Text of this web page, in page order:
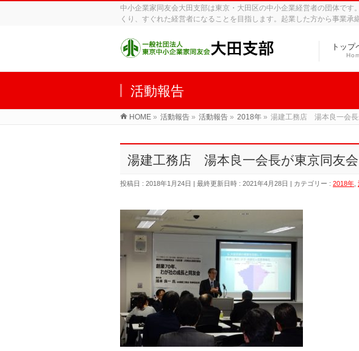
中小企業家同友会大田支部は東京・大田区の中小企業経営者の団体で
くり、すぐれた経営者になることを目指します。起業した方から事業承
トップ
活動報告
HOME » 活動報告 » 活動報告 » 2018年 » 湯建工務店 湯本良一会長
湯建工務店 湯本良一会長が東京同友
投稿日 : 2018年1月24日 最終更新日時 : 2021年4月28日 カテゴリー : 2018年